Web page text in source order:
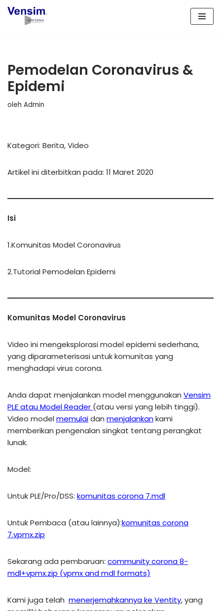
Lompat
Pemodelan Coronavirus &
Epidemi
oleh Admin
Kategori: Berita, Video
Artikel ini diterbitkan pada: 11 Maret 2020
Isi
1.Komunitas Model Coronavirus
2.Tutorial Pemodelan Epidemi
Komunitas Model Coronavirus
Video ini mengeksplorasi model epidemi sederhana,
yang diparameterisasi untuk komunitas yang
menghadapi virus corona.
Anda dapat menjalankan model menggunakan Vensim
PLE atau Model Reader (atau versi yang lebih tinggi).
Video modelmemulaidan menjalankankami
memberikan pengenalan singkat tentang perangkat
lunak.
Model:
Untuk PLE/Pro/DSS: komunitas corona 7.mdl
Untuk Pembaca (atau lainnya):komunitas corona
7.vpmx.zip
Sekarang ada pembaruan: community corona 8-
mdl+vpmx.zip (vpmx and mdl formats)
Kami juga telah menerjemahkannya ke Ventity, yang